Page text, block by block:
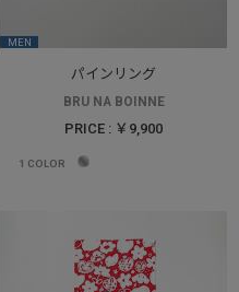
MEN
パインリング
BRU NA BOINNE
PRICE : ￥9,900
1 COLOR